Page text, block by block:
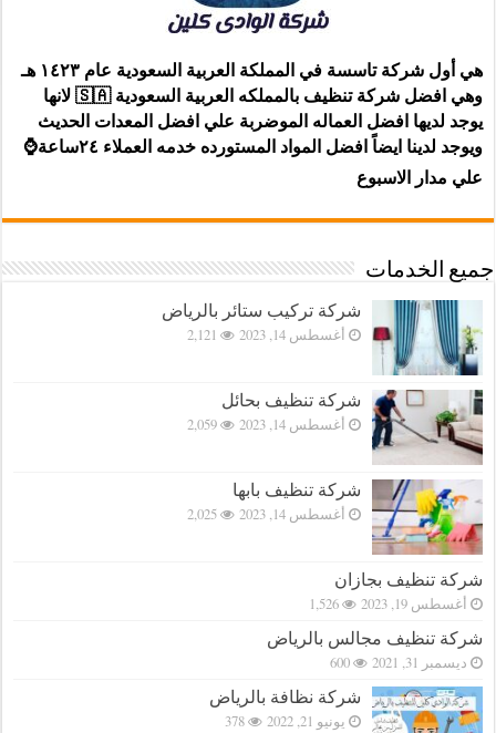
هي أول شركة تاسسة في المملكة العربية السعودية عام ١٤٢٣ هـ
وهي افضل شركة تنظيف بالمملكه العربية السعودية 🇸🇦 لانها
يوجد لديها افضل العماله الموضربة علي افضل المعدات الحديث
ويوجد لدينا ايضاً افضل المواد المستورده خدمه العملاء ٢٤ساعة⌚
علي مدار الاسبوع
جميع الخدمات
شركة تركيب ستائر بالرياض
أغسطس 14, 2023 2,121
شركة تنظيف بحائل
أغسطس 14, 2023 2,059
شركة تنظيف بابها
أغسطس 14, 2023 2,025
شركة تنظيف بجازان
أغسطس 19, 2023 1,526
شركة تنظيف مجالس بالرياض
ديسمبر 31, 2021 600
شركة نظافة بالرياض
يونيو 21, 2022 378